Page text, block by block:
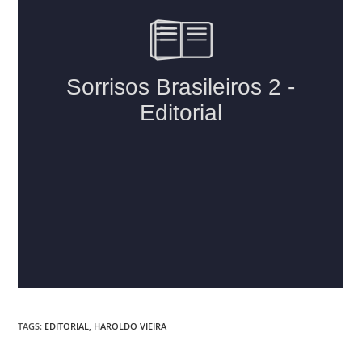
TAGS: EDITORIAL HAROLDO VIEIRA